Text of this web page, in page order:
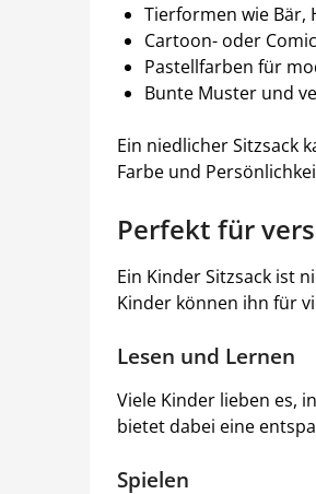
Tierformen wie Bär,
Cartoon- oder
Pastellfarben für
Bunte Muster und
Ein niedlicher Sitzsack
Farbe und
Perfekt für
Ein Kinder Sitzsack ist
Kinder können ihn für
Lesen und Lernen
Viele Kinder lieben es,
bietet dabei eine
Spielen